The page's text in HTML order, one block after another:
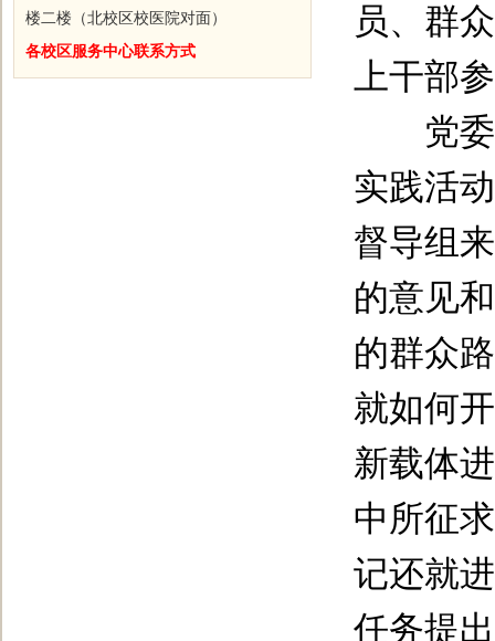
楼二楼（北校区校医院对面）
各校区服务中心联系方式
员、群
上干部
党委
实践活
督导组
的意见
的群众
就如何
新载体
中所征
记还就
任务提